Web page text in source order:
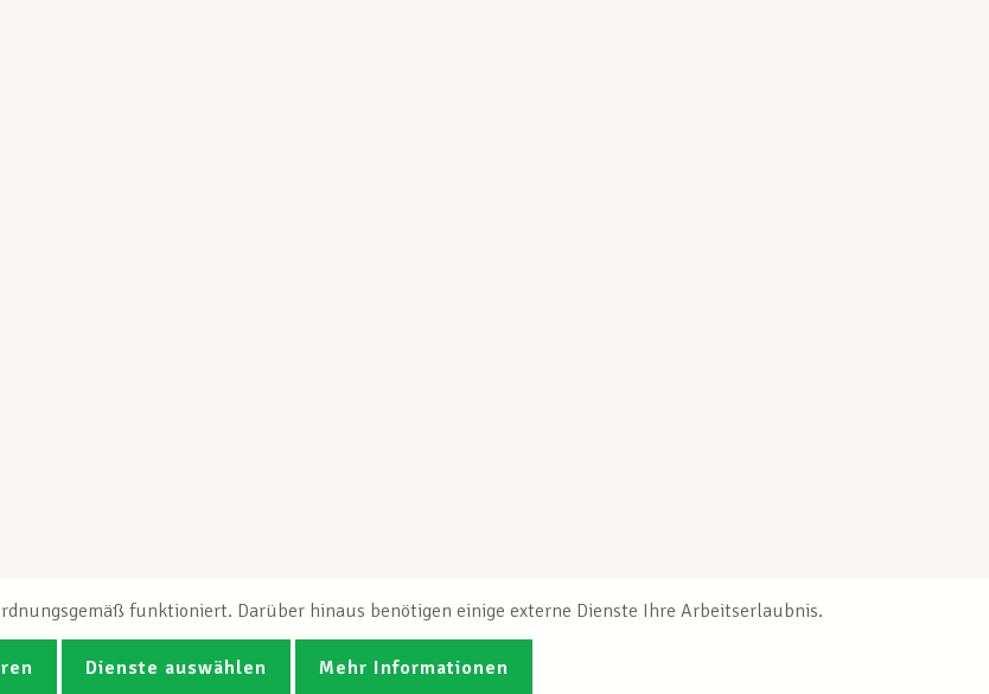
funktioniert. Darüber hinaus benötigen einige externe Dienste Ihre Arbeitserlaubnis.
Dienste auswählen Mehr Informationen